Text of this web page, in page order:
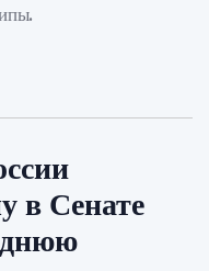
в Сенате